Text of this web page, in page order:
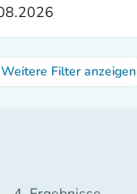
Weitere Filter anzeigen